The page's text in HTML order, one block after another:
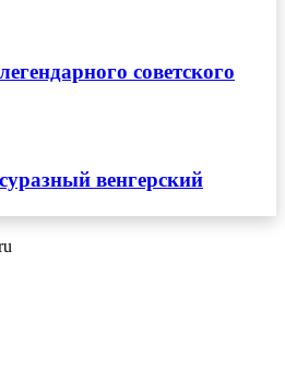
советского
венгерский